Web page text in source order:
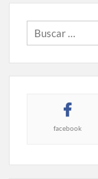
facebook